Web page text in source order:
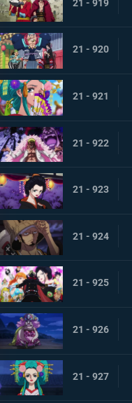
21 - 919
21 - 920
21 - 921
21 - 922
21 - 923
21 - 924
21 - 925
21 - 926
21 - 927